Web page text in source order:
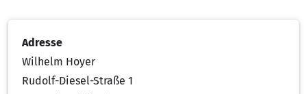
Adresse
Wilhelm Hoyer
Rudolf-Diesel-Straße 1